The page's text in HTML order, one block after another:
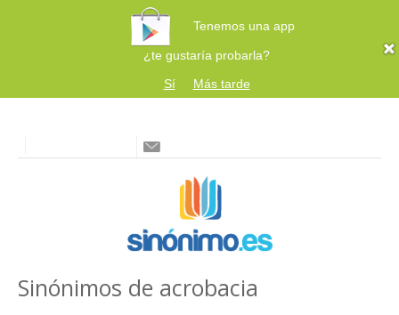
Tenemos una app
¿te gustaría probarla?
Sí
Más tarde
Sinónimos de acrobacia